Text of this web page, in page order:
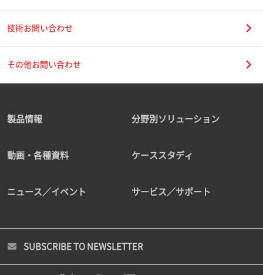
技術お問い合わせ
その他お問い合わせ
製品情報 分野別ソリューション
動画・各種資料 ケーススタディ
ニュース／イベント サービス／サポート
SUBSCRIBE TO NEWSLETTER